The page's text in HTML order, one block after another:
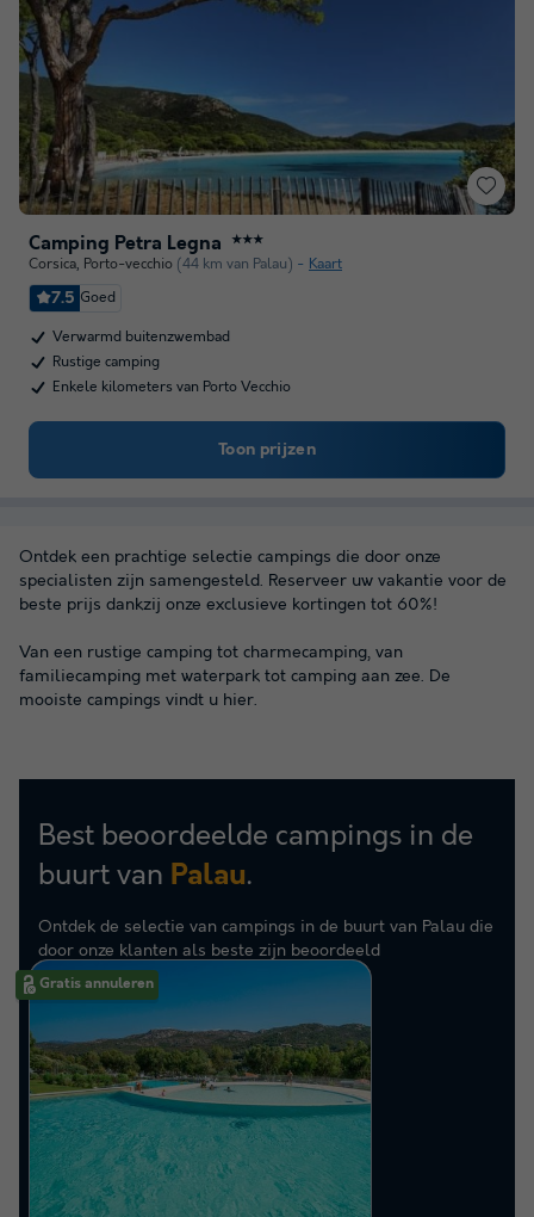
Camping Petra Legna ★★★
Corsica, Porto-vecchio (44 km van Palau) Kaart
7.5 Goed
Verwarmd buitenzwembad
Rustige camping
Enkele kilometers van Porto Vecchio
Toon prijzen
Ontdek een prachtige selectie campings die door onze
specialisten zijn samengesteld. Reserveer uw vakantie voor de
beste prijs dankzij onze exclusieve kortingen tot 60%!
Van een rustige camping tot charmecamping, van
familiecamping met waterpark tot camping aan zee. De
mooiste campings vindt u hier.
Best beoordeelde campings in de
buurt van Palau.
Ontdek de selectie van campings in de buurt van Palau die
door onze klanten als beste zijn beoordeeld
Gratis annuleren